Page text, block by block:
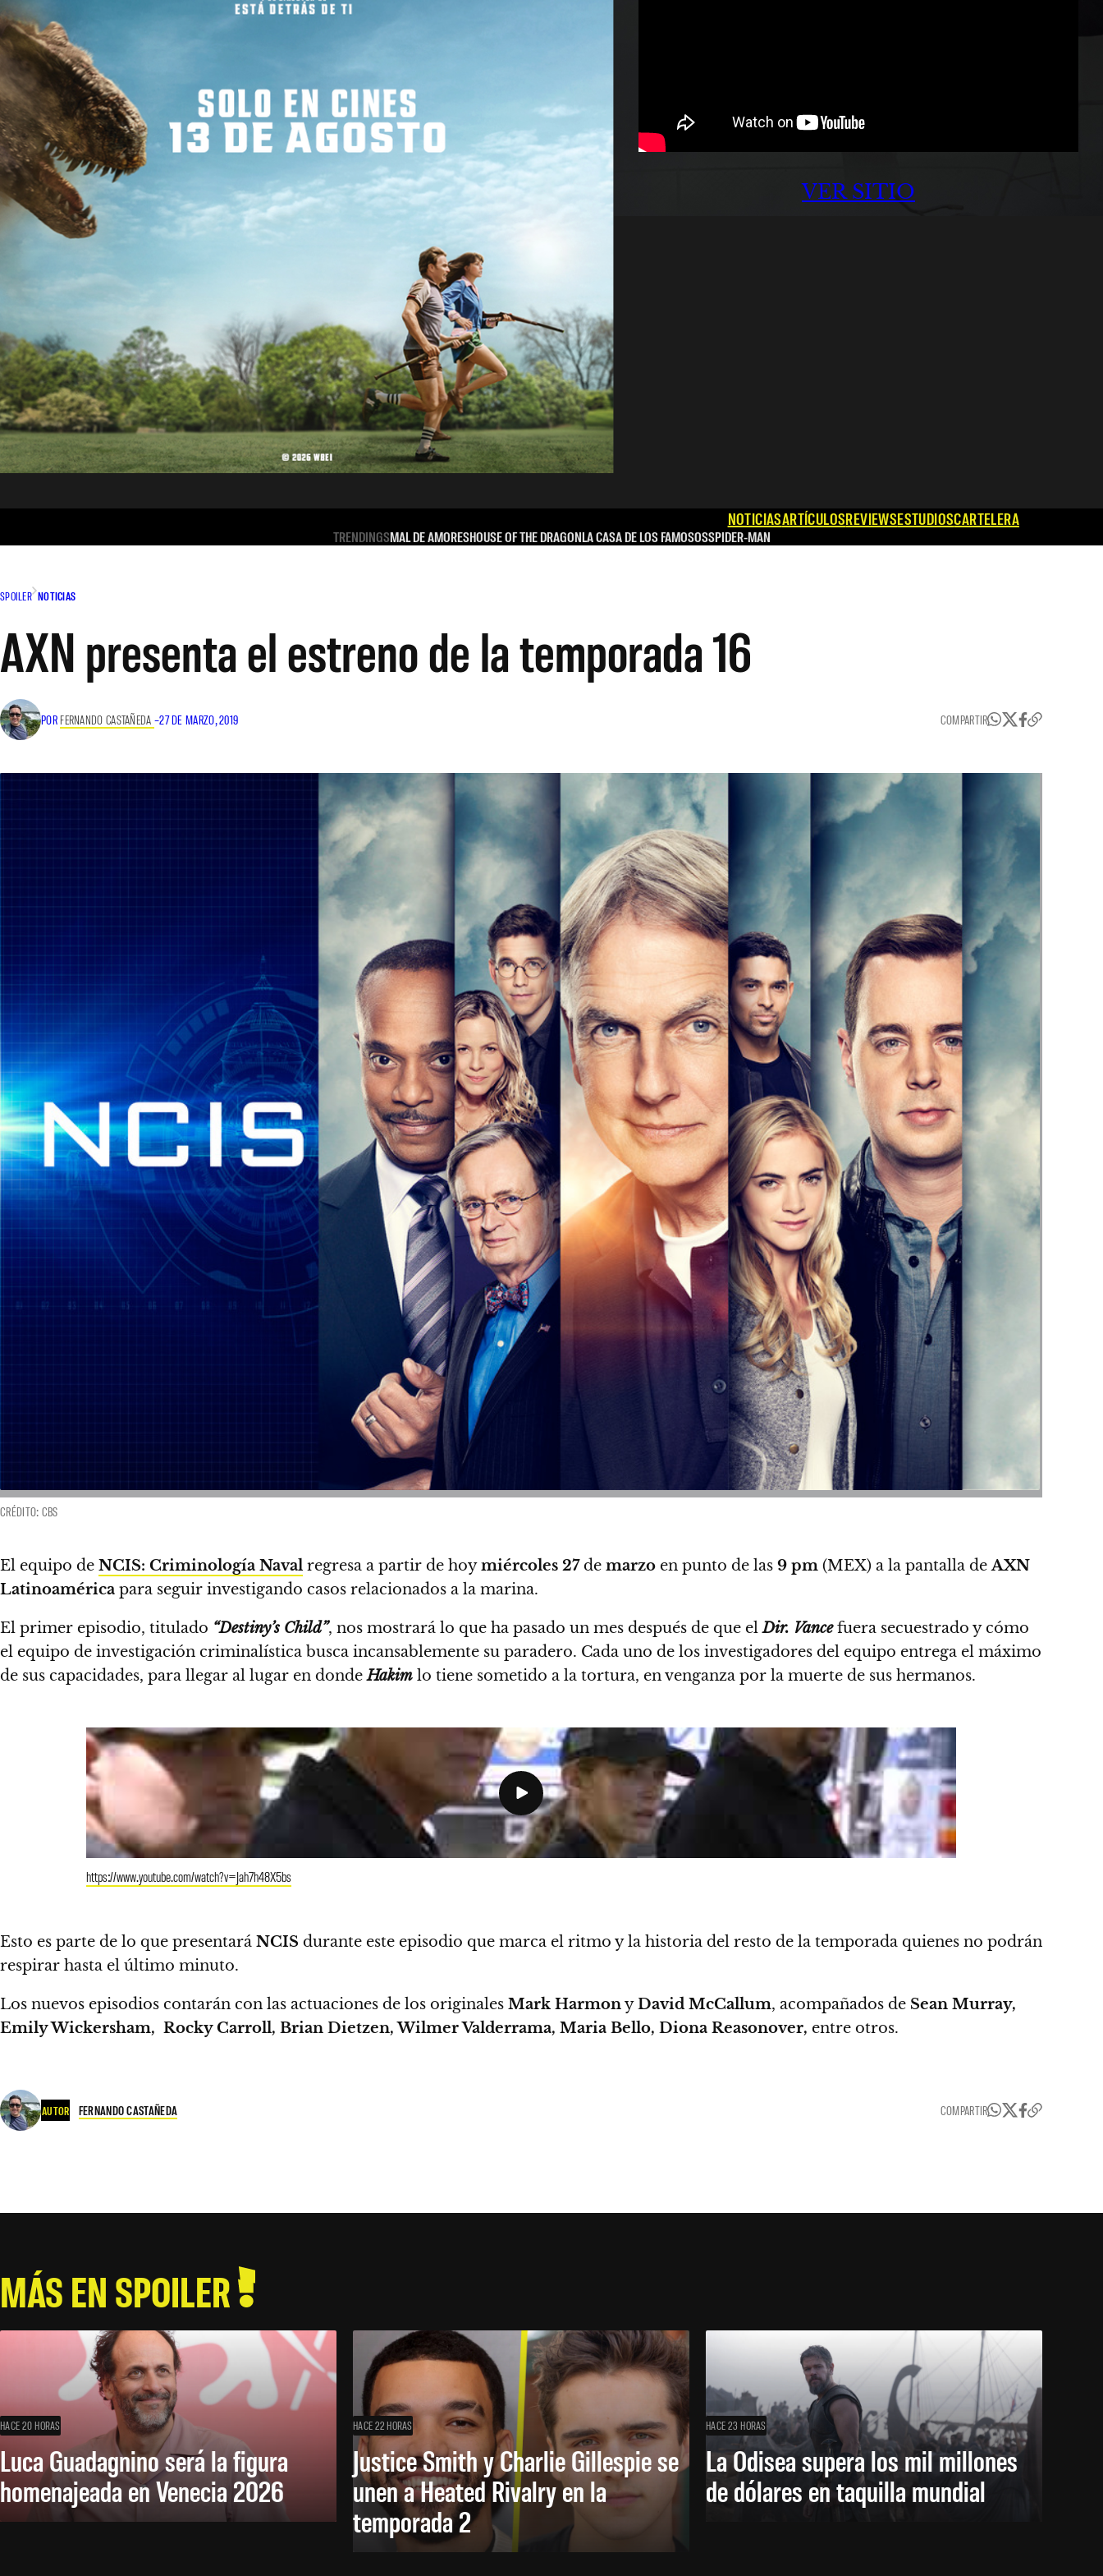
VER SITIO
NOTICIASARTÍCULOSREVIEWSESTUDIOSCARTELERA
TRENDINGSMAL DE AMORESHOUSE OF THE DRAGONLA CASA DE LOS FAMOSOSSPIDER-MAN
SPOILER NOTICIAS
AXN presenta el estreno de la temporada 16
POR FERNANDO CASTAÑEDA –27 DE MARZO, 2019 COMPARTIR
CRÉDITO: CBS
El equipo de NCIS: Criminología Naval regresa a partir de hoymiércoles 27 de marzo en punto de las 9 pm (MEX) a la pantalla deAXN
Latinoamérica para seguir investigando casos relacionados a la marina.
El primer episodio, titulado “Destiny’s Child”, nos mostrará lo que ha pasado un mes después de que elDir. Vancefuera secuestrado y cómo
el equipo de investigación criminalística busca incansablemente su paradero. Cada uno de los investigadores del equipo entrega el máximo
de sus capacidades, para llegar al lugar en dondeHakim lo tiene sometido a la tortura, en venganza por la muerte de sus hermanos.
https://www.youtube.com/watch?v=Jah7h48X5bs
Esto es parte de lo que presentará NCIS durante este episodio que marca el ritmo y la historia del resto de la temporada quienes no podrán
respirar hasta el último minuto.
Los nuevos episodios contarán con las actuaciones de los originales Mark HarmonyDavid McCallum, acompañados de Sean Murray,
Emily Wickersham, Rocky Carroll, Brian Dietzen, Wilmer Valderrama, Maria Bello, Diona Reasonover, entre otros.
AUTOR FERNANDO CASTAÑEDA COMPARTIR
MÁS EN SPOILER
HACE 20 HORAS
Luca Guadagnino será la figura
homenajeada en Venecia 2026
HACE 22 HORAS
Justice Smith y Charlie Gillespie se
unen a Heated Rivalry en la
temporada 2
HACE 23 HORAS
La Odisea supera los mil millones
de dólares en taquilla mundial